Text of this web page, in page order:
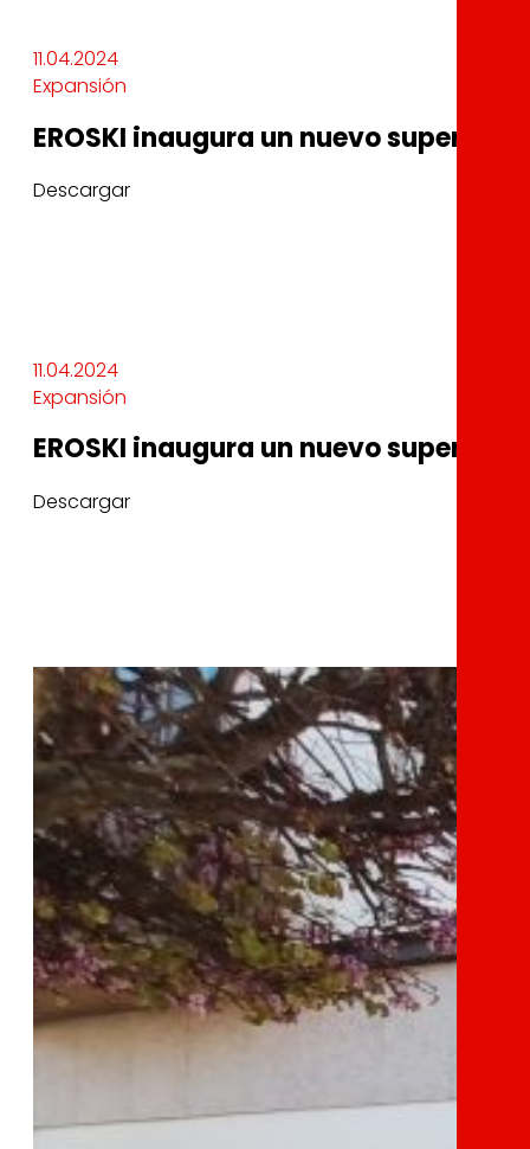
11.04.2024
Expansión
EROSKI inaugura un nuevo
Descargar
11.04.2024
Expansión
EROSKI inaugura un nuevo
Descargar